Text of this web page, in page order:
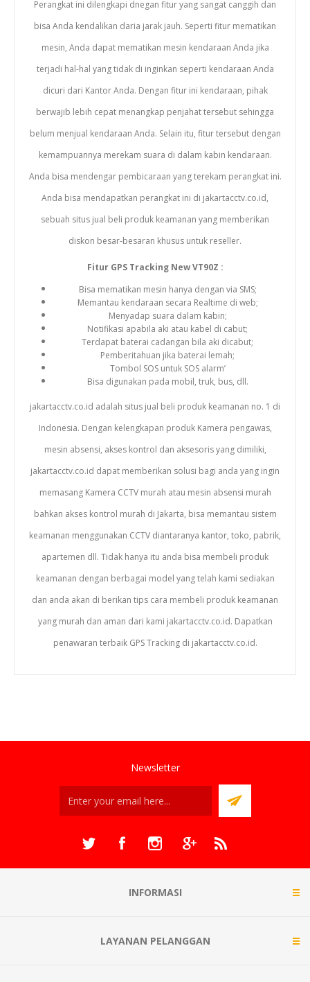
Perangkat ini dilengkapi dnegan fitur yang sangat canggih dan
bisa Anda kendalikan daria jarak jauh. Seperti fitur mematikan
mesin, Anda dapat mematikan mesin kendaraan Anda jika
terjadi hal-hal yang tidak di inginkan seperti kendaraan Anda
dicuri dari Kantor Anda. Dengan fitur ini kendaraan, pihak
berwajib lebih cepat menangkap penjahat tersebut sehingga
belum menjual kendaraan Anda. Selain itu, fitur tersebut dengan
kemampuannya merekam suara di dalam kabin kendaraan.
Anda bisa mendengar pembicaraan yang terekam perangkat ini.
Anda bisa mendapatkan perangkat ini di jakartacctv.co.id,
sebuah situs jual beli produk keamanan yang memberikan
diskon besar-besaran khusus untuk reseller.
Fitur GPS Tracking New VT90Z :
Bisa mematikan mesin hanya dengan via SMS;
Memantau kendaraan secara Realtime di web;
Menyadap suara dalam kabin;
Notifikasi apabila aki atau kabel di cabut;
Terdapat baterai cadangan bila aki dicabut;
Pemberitahuan jika baterai lemah;
Tombol SOS untuk SOS alarm’
Bisa digunakan pada mobil, truk, bus, dll.
jakartacctv.co.id adalah situs jual beli produk keamanan no. 1 di
Indonesia. Dengan kelengkapan produk Kamera pengawas,
mesin absensi, akses kontrol dan aksesoris yang dimiliki,
jakartacctv.co.id dapat memberikan solusi bagi anda yang ingin
memasang Kamera CCTV murah atau mesin absensi murah
bahkan akses kontrol murah di Jakarta, bisa memantau sistem
keamanan menggunakan CCTV diantaranya kantor, toko, pabrik,
apartemen dll. Tidak hanya itu anda bisa membeli produk
keamanan dengan berbagai model yang telah kami sediakan
dan anda akan di berikan tips cara membeli produk keamanan
yang murah dan aman dari kami jakartacctv.co.id. Dapatkan
penawaran terbaik GPS Tracking di jakartacctv.co.id.
Newsletter
INFORMASI
LAYANAN PELANGGAN